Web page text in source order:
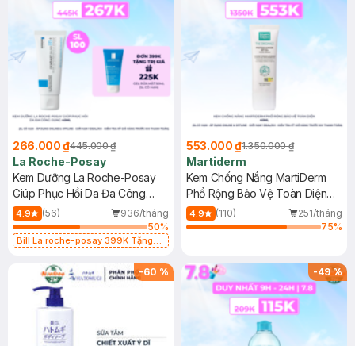
266.000 ₫445.000 ₫
La Roche-Posay
Kem Dưỡng La Roche-Posay
Giúp Phục Hồi Da Đa Công
Dụng 40ml
4.9 (56)
936/tháng
50%
Bill La roche-posay 399K Tặng
(SL có hạn)
553.000 ₫1.350.000 ₫
Martiderm
Kem Chống Nắng MartiDerm
Phổ Rộng Bảo Vệ Toàn Diện
40ml
4.9 (110)
251/tháng
75%
-60 % -49%